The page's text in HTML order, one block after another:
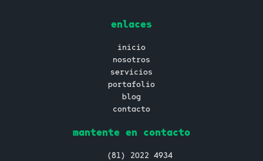
enlaces
inicio
nosotros
servicios
portafolio
blog
contacto
mantente en contacto
(81) 2022 4934